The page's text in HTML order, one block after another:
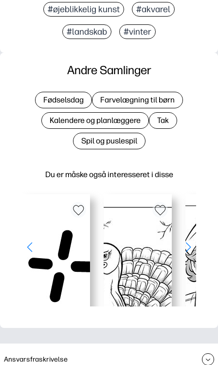
#øjeblikkelig kunst #akvarel
#landskab #vinter
Du er måske også interesseret i disse
Andre Samlinger
Fødselsdag Farvelægning til børn
Kalendere og planlæggere Tak
Spil og puslespil
Ansvarsfraskrivelse